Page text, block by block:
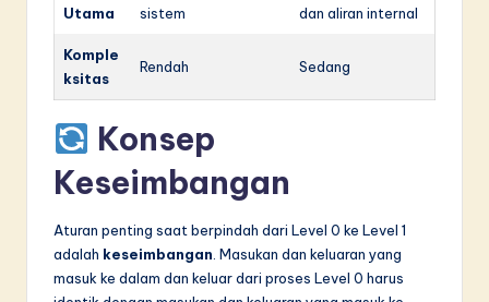
Utama
sistem
dan aliran internal
Komple
ksitas
Rendah Sedang
Konsep
Keseimbangan
Aturan penting saat berpindah dari Level 0 ke Level 1
adalah keseimbangan. Masukan dan keluaran yang
masuk ke dalam dan keluar dari proses Level 0 harus